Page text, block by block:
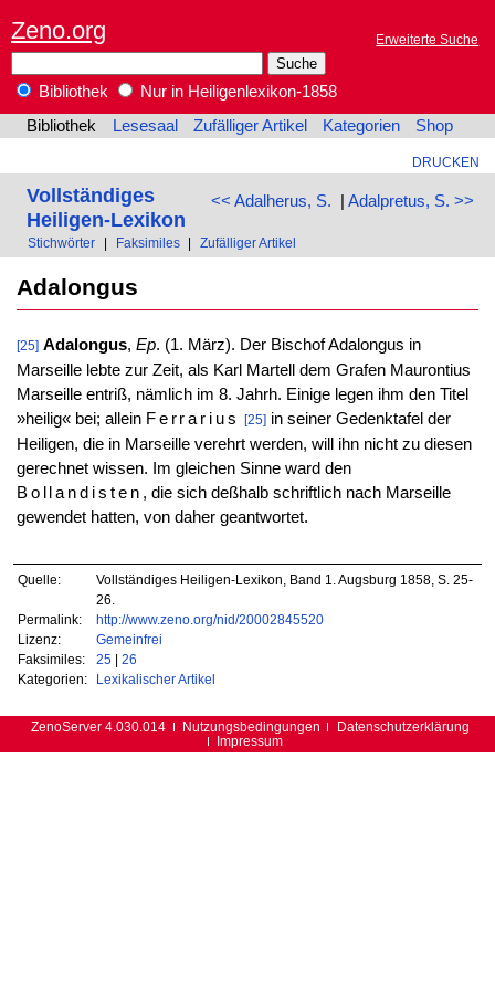
Zeno.org Erweiterte Suche
Bibliothek
Nur in Heiligenlexikon-1858
Bibliothek
Lesesaal Zufälliger Artikel Kategorien Shop
DRUCKEN
<< Adalherus, S. | Adalpretus, S. >>
Vollständiges
Heiligen-Lexikon
Stichwörter Faksimiles Zufälliger Artikel
Adalongus
[25] Adalongus, Ep. (1. März). Der Bischof Adalongus in
Marseille lebte zur Zeit, als Karl Martell dem Grafen Maurontius
Marseille entriß, nämlich im 8. Jahrh. Einige legen ihm den Titel
»heilig« bei; allein Ferrarius [25] in seiner Gedenktafel der
Heiligen, die in Marseille verehrt werden, will ihn nicht zu diesen
gerechnet wissen. Im gleichen Sinne ward den
Bollandisten , die sich deßhalb schriftlich nach Marseille
gewendet hatten, von daher geantwortet.
Quelle:
Vollständiges Heiligen-Lexikon, Band 1. Augsburg 1858, S. 25-
26.
Permalink:
http://www.zeno.org/nid/20002845520
Lizenz:
Gemeinfrei
Faksimiles:
25| 26
Kategorien:
Lexikalischer Artikel
ZenoServer 4.030.014 Nutzungsbedingungen
Datenschutzerklärung
Impressum